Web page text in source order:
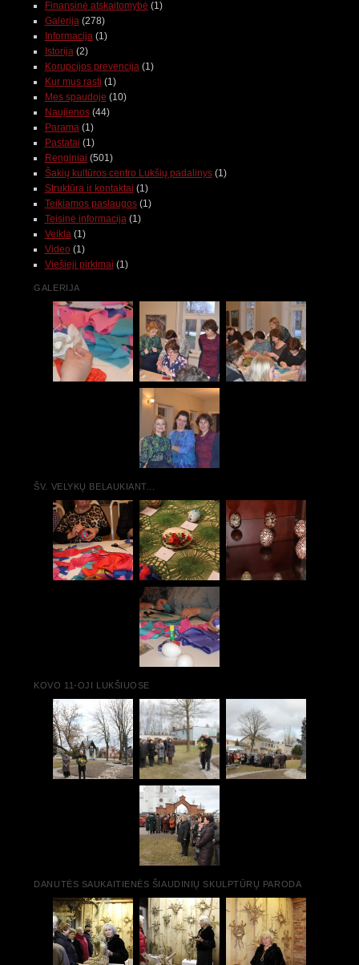
Finansinė atskaitomybė (1)
Galerija(278)
Informacija(1)
Istorija(2)
Korupcijos prevencija(1)
Kur mus rasti (1)
Mes spaudoje (10)
Naujienos(44)
Parama(1)
Pastatai (1)
Renginiai (501)
Šakių kultūros centro Lukšių padalinys(1)
Struktūra ir kontaktai (1)
Teikiamos paslaugos(1)
Teisinė informacija(1)
Veikla(1)
Video (1)
Viešieji pirkimai (1)
GALERIJA
ŠV. VELYKŲ BELAUKIANT...
KOVO 11-OJI LUKŠIUOSE
DANUTĖS SAUKAITIENĖS ŠIAUDINIŲ SKULPTŪRŲ PARODA